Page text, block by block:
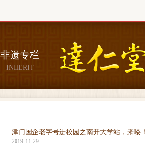
非遗专栏
INHERIT
津门国企老字号进校园之南开大学站，来喽！
2019-11-29